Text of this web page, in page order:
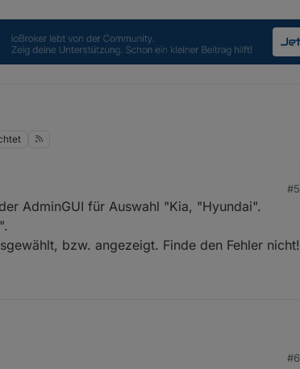
#5
AdminGUI für Auswahl "Kia, "Hyundai".
bzw. angezeigt. Finde den Fehler nicht!
403
ein Adapter Request gestellt wurde, habe ich mich#6